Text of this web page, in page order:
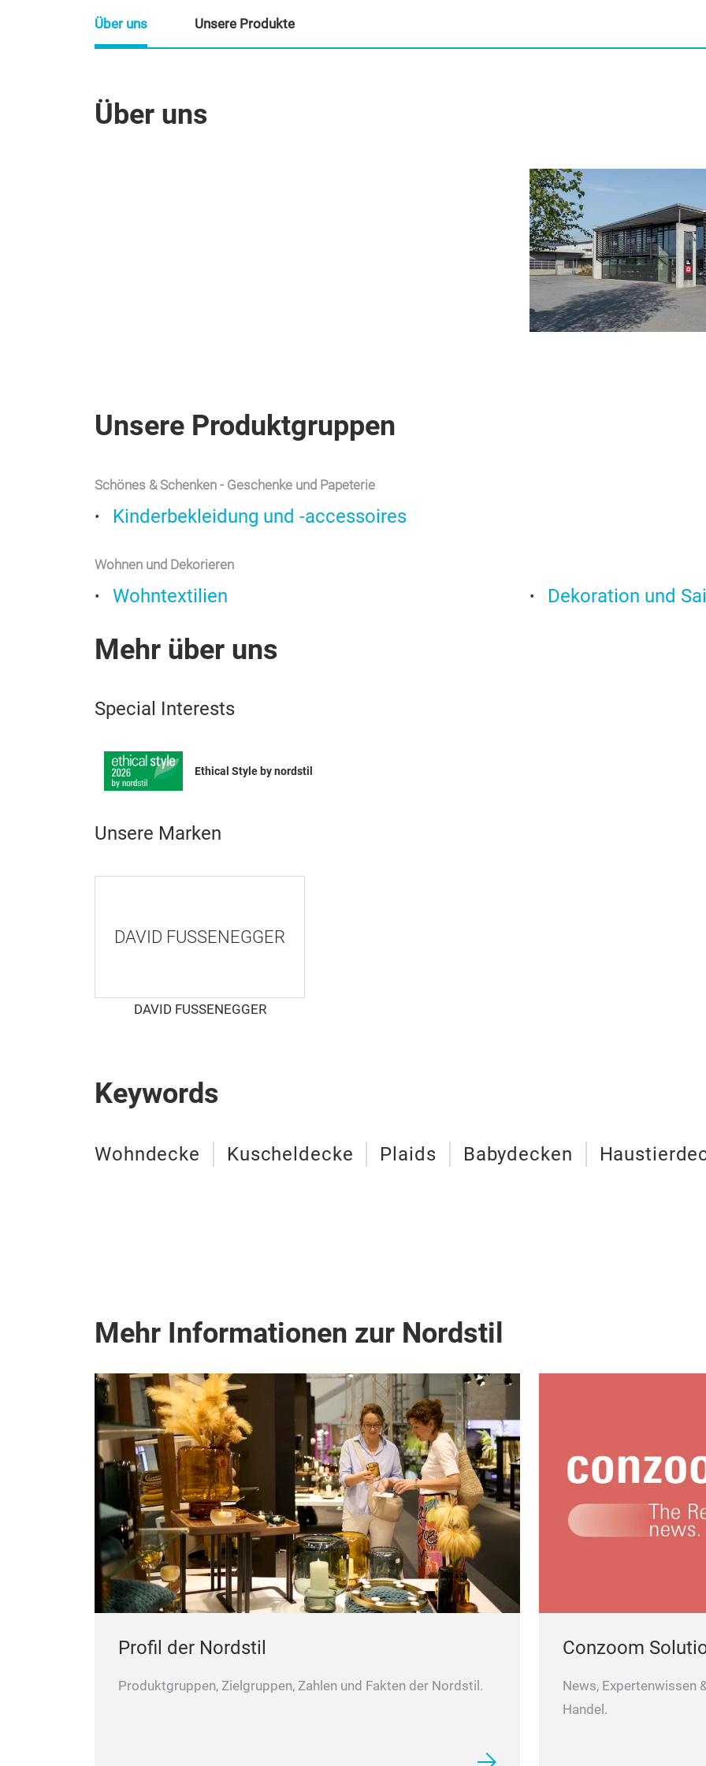
Über uns
Unsere Produktgruppen
Schönes & Schenken - Geschenke und Papeterie
Kinderbekleidung und -accessoires
Wohnen und Dekorieren
Wohntextilien Dekoration und
Mehr über uns
Special Interests
Ethical Style by nordstil
Unsere Marken
DAVID FUSSENEGGER
DAVID FUSSENEGGER
Keywords
Wohndecke Kuscheldecke Plaids Babydecken
Über uns Unsere Produkte
Mehr Informationen zur Nordstil
Profil der Nordstil
Produktgruppen, Zielgruppen, Zahlen und Fakten der Nordstil.
Conzoom
News, Expertenwissen
Handel.